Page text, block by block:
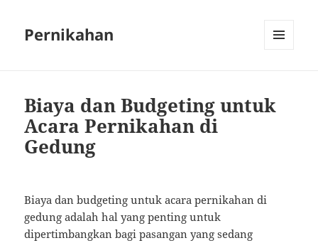
Pernikahan
Biaya dan Budgeting untuk
Acara Pernikahan di
Gedung
Biaya dan budgeting untuk acara pernikahan di
gedung adalah hal yang penting untuk
dipertimbangkan bagi pasangan yang sedang